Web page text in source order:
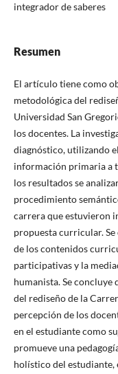
integrador de saberes
Resumen
El artículo tiene como
metodológica del
Universidad San
los docentes. La
diagnóstico, utilizando
información primaria a
los resultados se
procedimiento
carrera que estuvieron
propuesta curricular.
de los contenidos
participativas y la
humanista. Se
del rediseño de la
percepción de los
en el estudiante como
promueve una
holístico del estudiante,